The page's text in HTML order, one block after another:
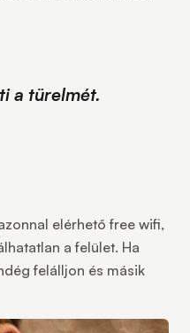
a türelmét.
elérhető free wifi,
a felület. Ha
felálljon és másik